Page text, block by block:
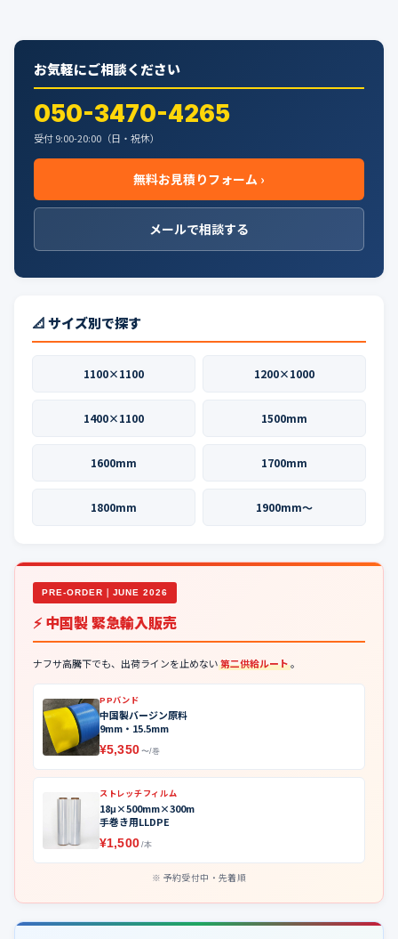
お気軽にご相談ください
050-3470-4265
受付 9:00-20:00（日・祝休）
無料お見積りフォーム ›
メールで相談する
📐 サイズ別で探す
1100×1100 1200×1000
1400×1100 1500mm
1600mm 1700mm
1800mm 1900mm〜
PRE-ORDER｜JUNE 2026
⚡ 中国製 緊急輸入販売
ナフサ高騰下でも、出荷ラインを止めない第二供給ルート。
PPバンド
中国製バージン原料
9mm・15.5mm
¥5,350 〜/巻
ストレッチフィルム
18μ×500mm×300m
手巻き用LLDPE
¥1,500 /本
予約受付中・先着順